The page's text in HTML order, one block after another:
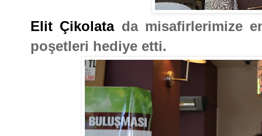
Elit Çikolatada misafirlerimize
poşetleri hediye etti.